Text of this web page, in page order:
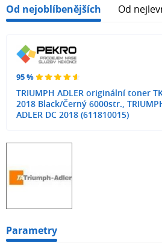
Od nejoblíbenějších Od
95 %
TRIUMPH ADLER originální toner
2018 Black/Černý 6000str.,
ADLER DC 2018 (611810015)
Parametry